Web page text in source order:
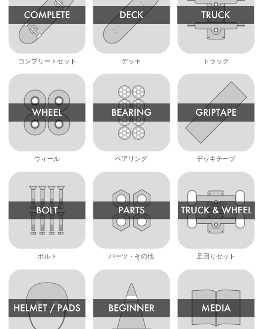
コンプリートセット デッキ トラック
ウィール ベアリング デッキテープ
ボルト パーツ・その他 足回りセット